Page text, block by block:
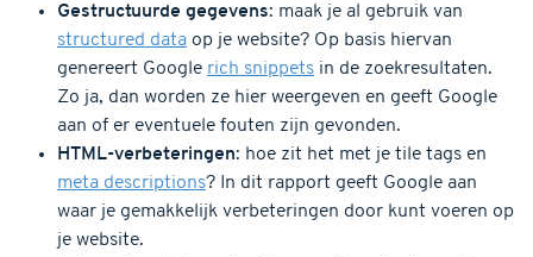
Gestructuurde gegevens: maak je al gebruik van
structured data op je website? Op basis hiervan
genereert Google rich snippets in de zoekresultaten.
Zo ja, dan worden ze hier weergeven en geeft Google
aan of er eventuele fouten zijn gevonden.
HTML-verbeteringen: hoe zit het met je tile tags en
meta descriptions? In dit rapport geeft Google aan
waar je gemakkelijk verbeteringen door kunt voeren op
je website.